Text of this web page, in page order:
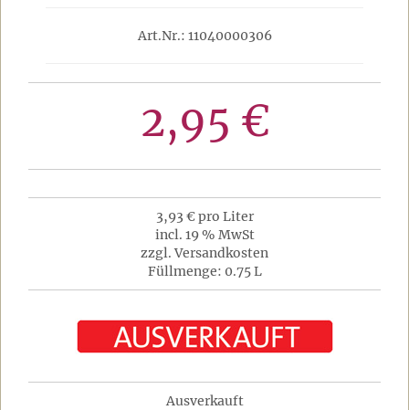
Art.Nr.: 11040000306
2,95 €
3,93 € pro Liter
incl. 19 % MwSt
zzgl. Versandkosten
Füllmenge: 0.75 L
Ausverkauft